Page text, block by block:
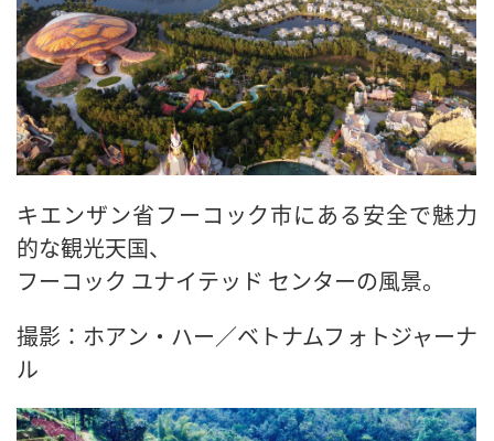
キエンザン省フーコック市にある安全で魅力
的な観光天国、
フーコック ユナイテッド センターの風景。
撮影：ホアン・ハー／ベトナムフォトジャーナ
ル